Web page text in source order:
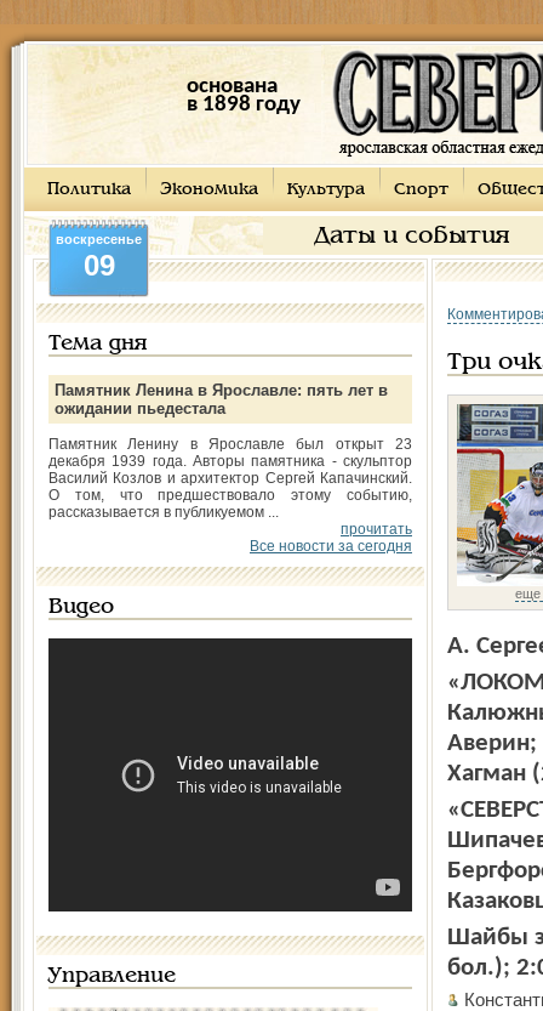
основана
в 1898 году
Политика Экономика Культура Спорт
Даты и события
воскресенье
09
Тема дня
Памятник Ленина в Ярославле: пять лет в
ожидании пьедестала
Памятник Ленину в Ярославле был открыт 23
декабря 1939 года. Авторы памятника - скульптор
Василий Козлов и архитектор Сергей Капачинский.
О том, что предшествовало этому событию,
рассказывается в публикуемом ...
прочитать
Все новости за сегодня
Видео
Управление
Три
еще
А.
Аверин;
Хагман
Шайбы
бол.);